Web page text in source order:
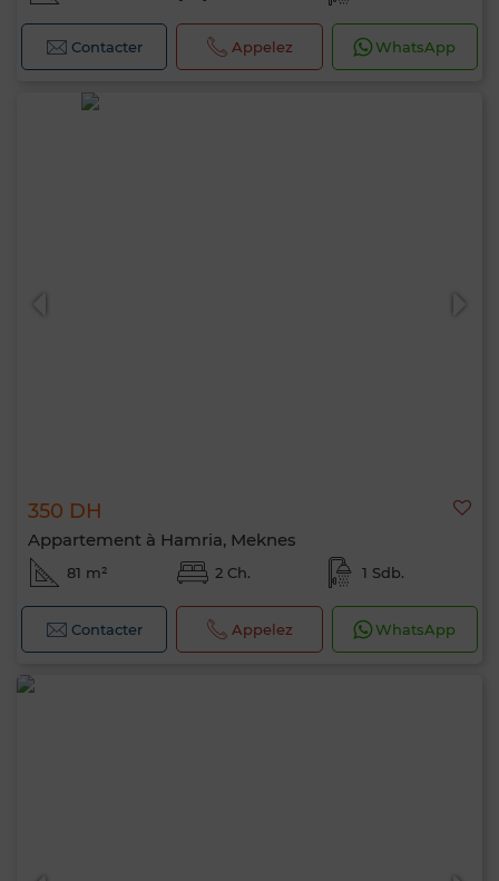
Contacter Appelez WhatsApp
350 DH
Appartement à Hamria, Meknes
81 m² 2 Ch. 1 Sdb.
Contacter Appelez WhatsApp